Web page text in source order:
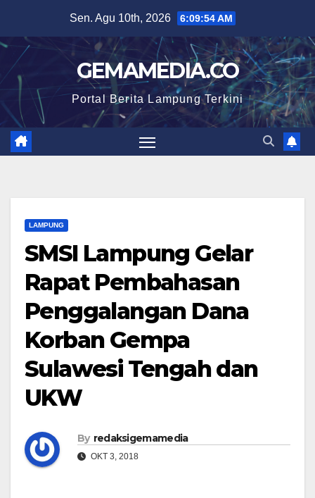
content
Sen. Agu 10th, 2026 6:09:54 AM
GEMAMEDIA.CO
Portal Berita Lampung Terkini
LAMPUNG
SMSI Lampung Gelar
Rapat Pembahasan
Penggalangan Dana
Korban Gempa
Sulawesi Tengah dan
UKW
By redaksigemamedia
OKT 3, 2018